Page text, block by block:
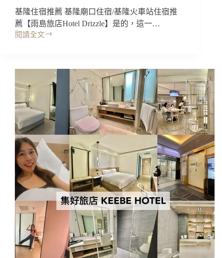
早
餐
吃
很
便!
中
壢
火
車
站
住
宿/
壢
住
宿/
中
壢
飯
基隆住宿推薦 基隆廟口住宿/基隆火車站住宿推
薦【雨島旅店Hotel Drizzle】是的，這一…
閱讀全文
基
宿
雨
島
旅
店
Hotel
Drizzle，
清
新
質
感
文
青
工
業
風
格
~